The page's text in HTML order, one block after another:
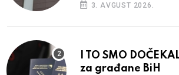
3. AVGUST 2026.
I TO SMO
za građane BiH